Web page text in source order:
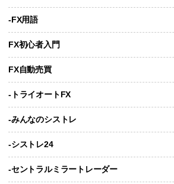
-FX用語
FX初心者入門
FX自動売買
-トライオートFX
-みんなのシストレ
-シストレ24
-セントラルミラートレーダー